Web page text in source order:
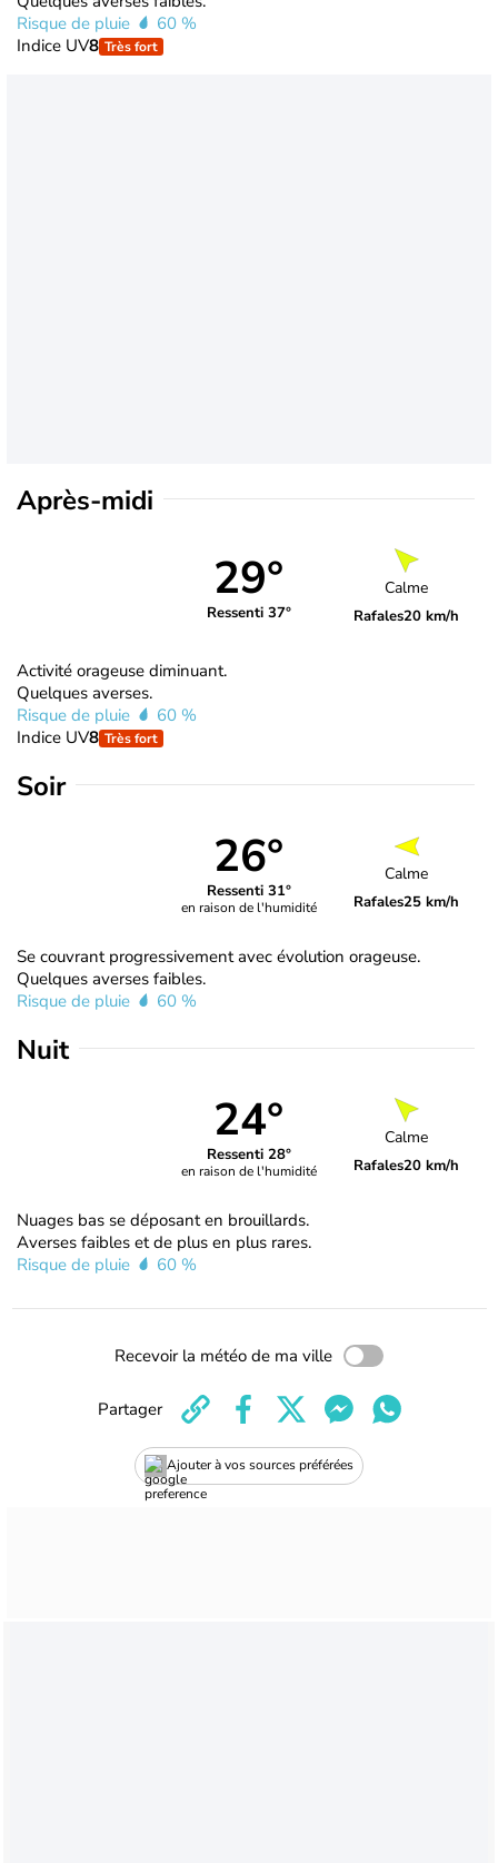
Risque de pluie
60 %
Indice UV8 Très fort
Après-midi
29°
Ressenti 37°
Calme
Rafales20 km/h
Activité orageuse diminuant.
Quelques averses.
Risque de pluie
60 %
Indice UV8 Très fort
Soir
26°
Ressenti 31°
en raison de l'humidité
Calme
Rafales25 km/h
Se couvrant progressivement avec évolution orageuse.
Quelques averses faibles.
Risque de pluie
60 %
Nuit
24°
Ressenti 28°
en raison de l'humidité
Calme
Rafales20 km/h
Nuages bas se déposant en brouillards.
Averses faibles et de plus en plus rares.
Risque de pluie
60 %
Recevoir la météo de ma ville
Ajouter à vos sources préférées
Partager